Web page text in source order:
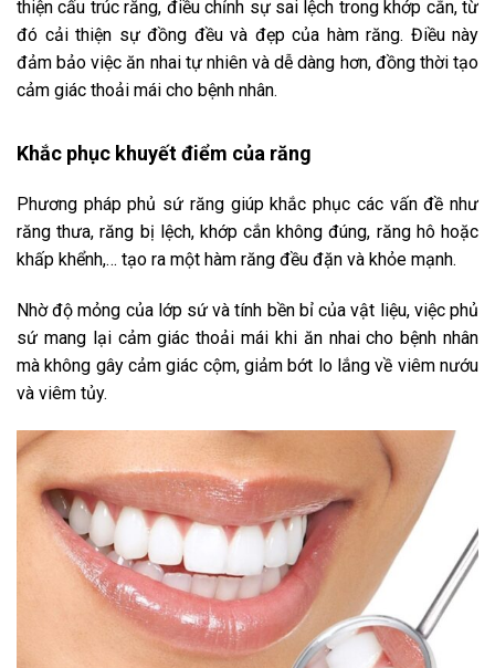
thiện cấu trúc răng, điều chỉnh sự sai lệch trong khớp cắn, từ
đó cải thiện sự đồng đều và đẹp của hàm răng. Điều này
đảm bảo việc ăn nhai tự nhiên và dễ dàng hơn, đồng thời tạo
cảm giác thoải mái cho bệnh nhân.
Khắc phục khuyết điểm của răng
Phương pháp phủ sứ răng giúp khắc phục các vấn đề như
răng thưa, răng bị lệch, khớp cắn không đúng, răng hô hoặc
khấp khểnh,… tạo ra một hàm răng đều đặn và khỏe mạnh.
Nhờ độ mỏng của lớp sứ và tính bền bỉ của vật liệu, việc phủ
sứ mang lại cảm giác thoải mái khi ăn nhai cho bệnh nhân
mà không gây cảm giác cộm, giảm bớt lo lắng về viêm nướu
và viêm tủy.